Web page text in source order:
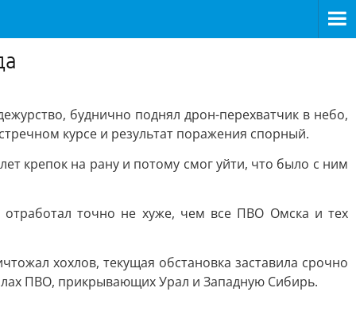
буднично поднял дрон-перехватчик в небо,
курсе и результат поражения спорный.
крепок на рану и потому смог уйти, что было с ним
точно не хуже, чем все ПВО Омска и тех
хохлов, текущая обстановка заставила срочно
ПВО, прикрывающих Урал и Западную Сибирь.